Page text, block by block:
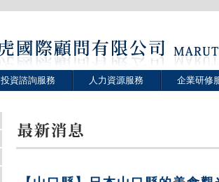
投資諮詢服務 人力資源服務 企業研修